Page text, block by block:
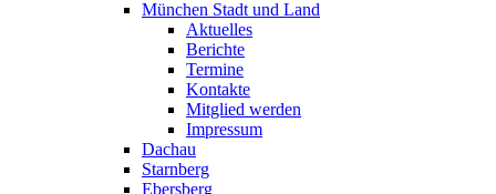
München Stadt und Land
Aktuelles
Berichte
Termine
Kontakte
Mitglied werden
Impressum
Dachau
Starnberg
Ebersberg